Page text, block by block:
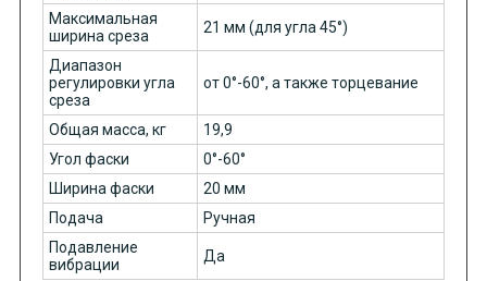
Максимальная
ширина среза
21 мм (для угла 45°)
Диапазон
регулировки угла
среза
от 0°-60°, а также торцевание
Общая масса, кг
19,9
Угол фаски
0°-60°
Ширина фаски
20 мм
Подача
Ручная
Подавление
вибрации
Да